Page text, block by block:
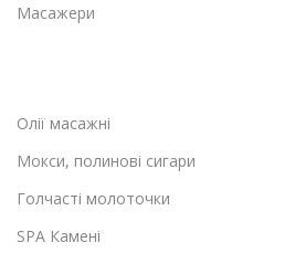
Масажери
Олії масажні
Мокси, полинові сигари
Голчасті молоточки
SPA Камені